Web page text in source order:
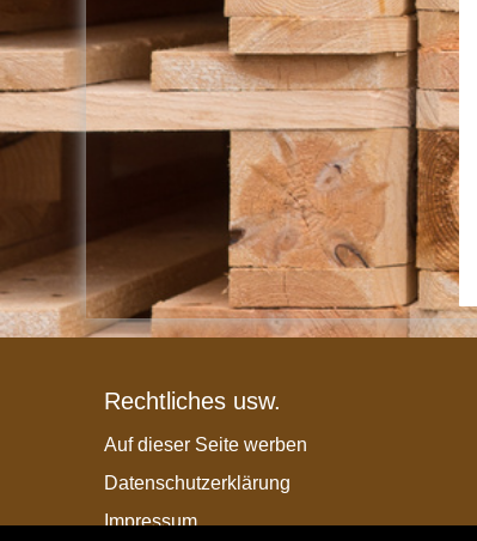
Rechtliches usw.
Auf dieser Seite werben
Datenschutzerklärung
Impressum